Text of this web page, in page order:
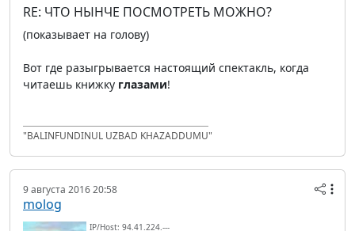
RE: ЧТО НЫНЧЕ ПОСМОТРЕТЬ МОЖНО?
(показывает на голову)
Вот где разыгрывается настоящий спектакль, когда
читаешь книжку глазами!
"BALINFUNDINUL UZBAD KHAZADDUMU"
9 августа 2016 20:58
molog
IP/Host: 94.41.224.---